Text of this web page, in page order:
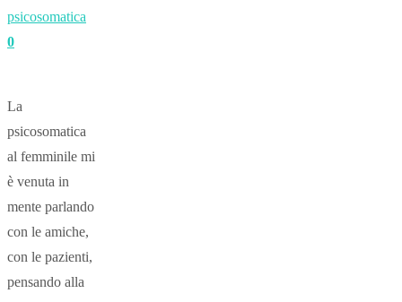
psicosomatica
0
La
psicosomatica
al femminile mi
è venuta in
mente parlando
con le amiche,
con le pazienti,
pensando alla